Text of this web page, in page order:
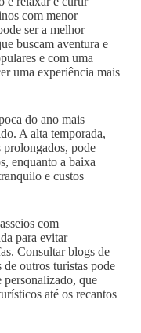
com menor
ser a melhor
buscam aventura e
e com uma
uma experiência mais
do ano mais
A alta temporada,
prolongados, pode
enquanto a baixa
e custos
com
para evitar
Consultar blogs de
outros turistas pode
personalizado, que
até os recantos